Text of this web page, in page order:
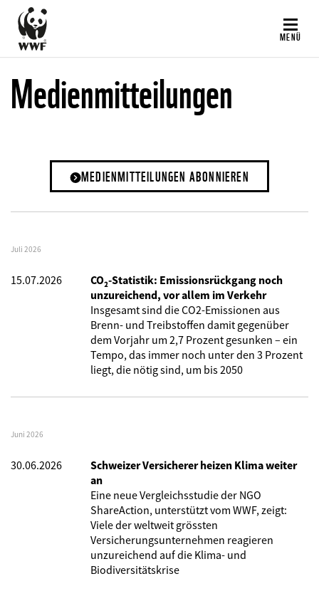
Direkt
zum
Inhalt
MENÜ
Medienmitteilungen
MEDIENMITTEILUNGEN ABONNIEREN
Juli 2026
15.07.2026
CO₂-Statistik: Emissionsrückgang noch
unzureichend, vor allem im Verkehr
Insgesamt sind die CO2-Emissionen aus
Brenn- und Treibstoffen damit gegenüber
dem Vorjahr um 2,7 Prozent gesunken – ein
Tempo, das immer noch unter den 3 Prozent
liegt, die nötig sind, um bis 2050
Juni 2026
30.06.2026
Schweizer Versicherer heizen Klima weiter
an
Eine neue Vergleichsstudie der NGO
ShareAction, unterstützt vom WWF, zeigt:
Viele der weltweit grössten
Versicherungsunternehmen reagieren
unzureichend auf die Klima- und
Biodiversitätskrise